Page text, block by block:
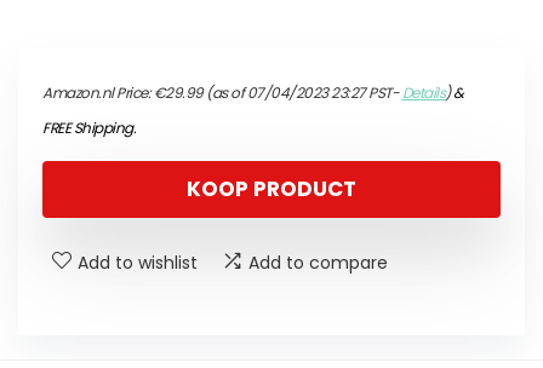
Amazon.nl Price:€29.99(as of 07/04/2023 23:27 PST-Details)&
FREE Shipping.
KOOP PRODUCT
Add to wishlist Add to compare